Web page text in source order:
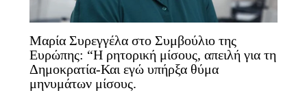
Μαρία Συρεγγέλα στο Συμβούλιο της
Ευρώπης: “Η ρητορική μίσους, απειλή για τη
Δημοκρατία-Και εγώ υπήρξα θύμα
μηνυμάτων μίσους.